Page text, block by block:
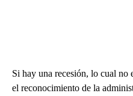
Si hay una recesión, lo cual no
el reconocimiento de la